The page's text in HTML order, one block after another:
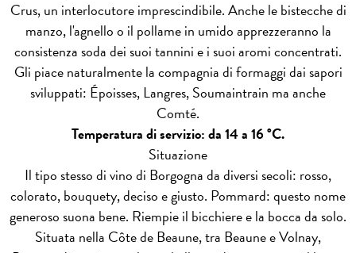
Crus, un interlocutore imprescindibile. Anche le bistecche di
manzo, l'agnello o il pollame in umido apprezzeranno la
consistenza soda dei suoi tannini e i suoi aromi concentrati.
Gli piace naturalmente la compagnia di formaggi dai sapori
sviluppati: Époisses, Langres, Soumaintrain ma anche
Comté.
Temperatura di servizio: da 14 a 16 °C.
Situazione
Il tipo stesso di vino di Borgogna da diversi secoli: rosso,
colorato, bouquety, deciso e giusto. Pommard: questo nome
generoso suona bene. Riempie il bicchiere e la bocca da solo.
Situata nella Côte de Beaune, tra Beaune e Volnay,